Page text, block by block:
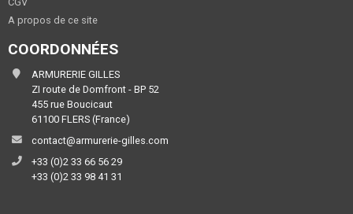
A propos de ce site
COORDONNÉES
ARMURERIE GILLES
ZI route de Domfront - BP 52
455 rue Boucicaut
61100 FLERS (France)
contact@armurerie-gilles.com
+33 (0)2 33 66 56 29
+33 (0)2 33 98 41 31